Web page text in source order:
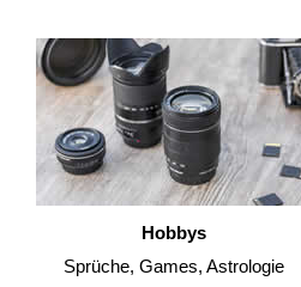
Hobbys
Sprüche, Games, Astrologie